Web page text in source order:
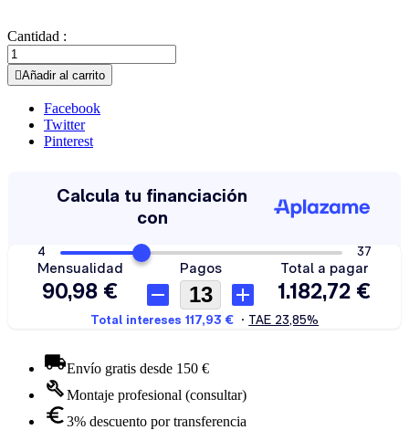
Cantidad :
Añadir al carrito
Facebook
Twitter
Pinterest
Envío gratis desde 150 €
Montaje profesional (consultar)
3% descuento por transferencia